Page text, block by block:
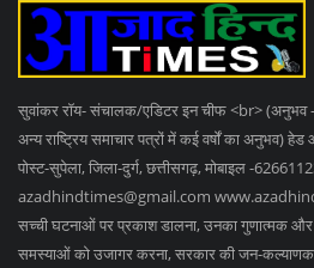
सुवांकर रॉय- संचालक/एडिटर इन चीफ <br> (अनुभव -
अन्य राष्ट्रिय समाचार पत्रों में कई वर्षों का अनुभव)
पोस्ट-सुपेला, जिला-दुर्ग, छत्तीसगढ़, मोबाइल -
azadhindtimes@gmail.com
सच्ची घटनाओं पर प्रकाश डालना, उनका गुणात्मक और
समस्याओं को उजागर करना, सरकार की जन-